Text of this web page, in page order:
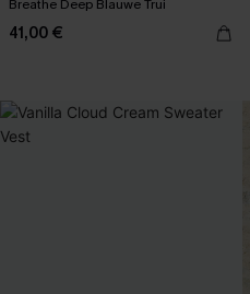
Breathe Deep Blauwe Trui
41,00 €